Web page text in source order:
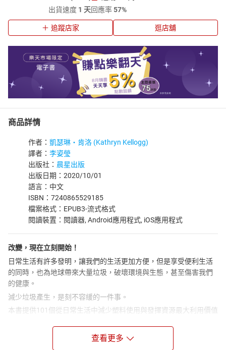
出貨速度 1 天回應率57%
追蹤店家 逛店舖
商品詳情
作者： 凱瑟琳‧肯洛 (Kathryn Kellogg)
譯者： 李姿瑩
出版社： 晨星出版
出版日期：2020/10/01
語言：中文
ISBN：7240865529185
檔案格式：EPUB3-流式格式
閱讀裝置：閱讀器, Android應用程式, iOS應用程式
改變，現在立刻開始！
日常生活有許多發明，讓我們的生活更加方便，但是享受便利生活
的同時，也為地球帶來大量垃圾，破壞環境與生態，甚至傷害我們
的健康。
減少垃圾產生，是刻不容緩的一件事。
本書提供101個從日常生活中減少塑料使用與發揮資源最大利用價值
每個人都能從中找到適合自己的零廢棄物生活提案，實用又簡單，
讓垃圾不知不覺從你我的生活中消失。
查看更多